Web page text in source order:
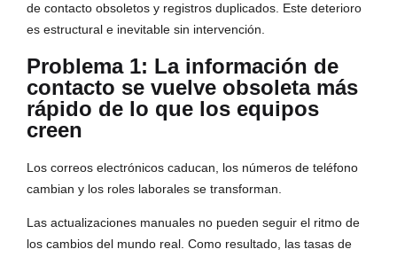
de contacto obsoletos y registros duplicados. Este deterioro
es estructural e inevitable sin intervención.
Problema 1: La información de
contacto se vuelve obsoleta más
rápido de lo que los equipos
creen
Los correos electrónicos caducan, los números de teléfono
cambian y los roles laborales se transforman.
Las actualizaciones manuales no pueden seguir el ritmo de
los cambios del mundo real. Como resultado, las tasas de